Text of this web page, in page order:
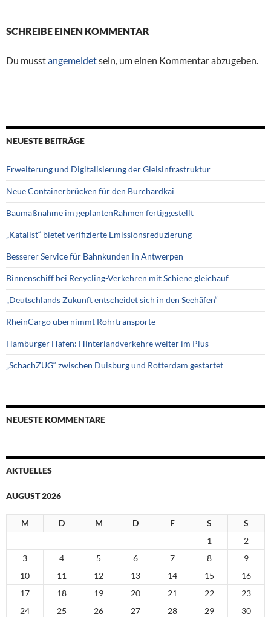
SCHREIBE EINEN KOMMENTAR
Du musstangemeldetsein, um einen Kommentar abzugeben.
NEUESTE BEITRÄGE
Erweiterung und Digitalisierung der Gleisinfrastruktur
Neue Containerbrücken für den Burchardkai
Baumaßnahme im geplantenRahmen fertiggestellt
„Katalist“ bietet verifizierte Emissionsreduzierung
Besserer Service für Bahnkunden in Antwerpen
Binnenschiff bei Recycling-Verkehren mit Schiene gleichauf
„Deutschlands Zukunft entscheidet sich in den Seehäfen“
RheinCargo übernimmt Rohrtransporte
Hamburger Hafen: Hinterlandverkehre weiter im Plus
„SchachZUG“ zwischen Duisburg und Rotterdam gestartet
NEUESTE KOMMENTARE
AKTUELLES
AUGUST 2026
M D M D F S
S
1
2
3
4 5 6 7 8
9
10
11 12 13 14 15
16
17
18 19 20 21 22
23
24
25 26 27 28 29
30